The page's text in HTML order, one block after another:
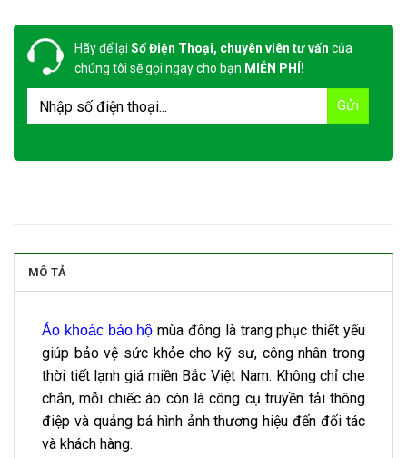
Hãy để lại Số Điện Thoại, chuyên viên tư vấn của
chúng tôi sẽ gọi ngay cho bạn MIỄN PHÍ!
MÔ TẢ
Áo khoác bảo hộ mùa đông là trang phục thiết yếu
giúp bảo vệ sức khỏe cho kỹ sư, công nhân trong
thời tiết lạnh giá miền Bắc Việt Nam. Không chỉ che
chắn, mỗi chiếc áo còn là công cụ truyền tải thông
điệp và quảng bá hình ảnh thương hiệu đến đối tác
và khách hàng.